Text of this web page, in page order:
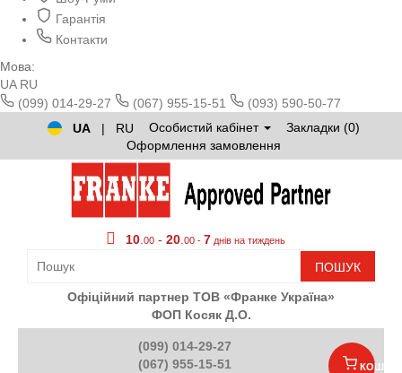
Гарантія
Контакти
Мова:
UA RU
(099) 014-29-27
(067) 955-15-51
(093) 590-50-77
UA
| RU Особистий кабінет
Закладки (0)
Оформлення замовлення
10 00 - 20 00 - 7 днів на тиждень
ПОШУК
Офіційний партнер ТОВ «Франке Україна»
ФОП Косяк Д.О.
(099) 014-29-27
(067) 955-15-51
КОШИК